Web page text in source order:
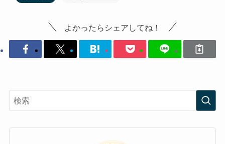
よかったらシェアしてね！